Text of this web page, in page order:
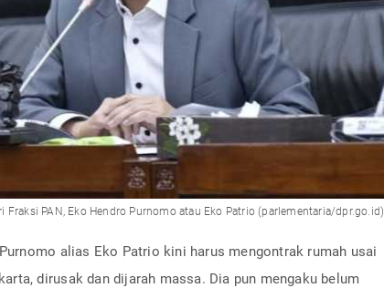
Fraksi PAN, Eko Hendro Purnomo atau Eko Patrio (parlementaria/dpr.go.id)
alias Eko Patrio kini harus mengontrak rumah usai
dirusak dan dijarah massa. Dia pun mengaku belum